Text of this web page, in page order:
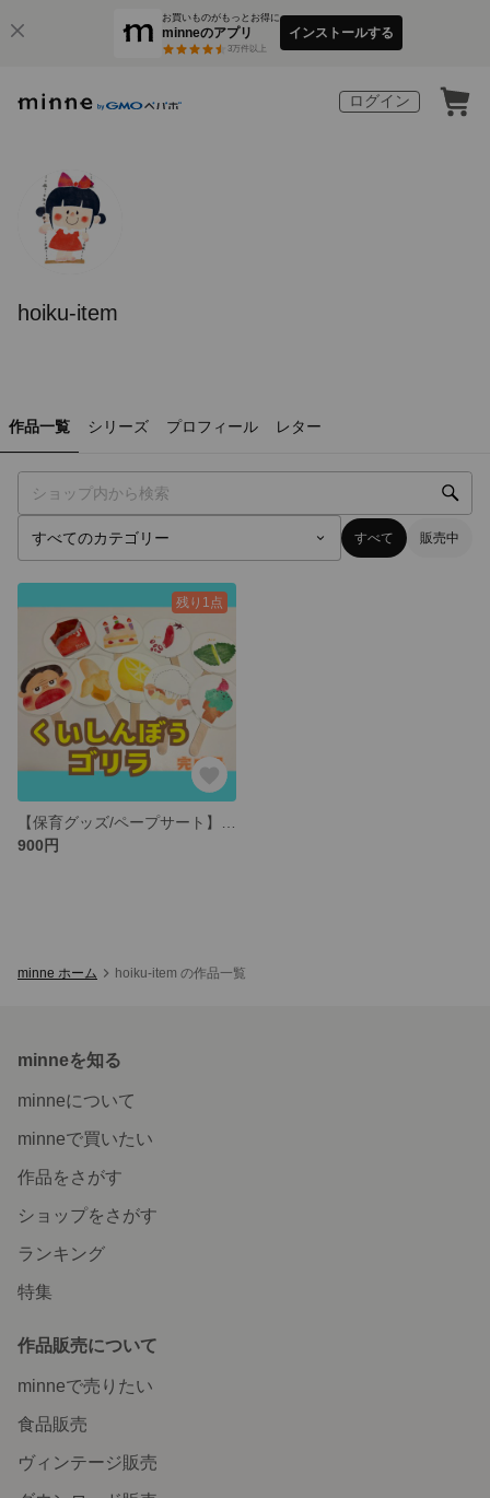
お買いものがもっとお得に
minneのアプリ
3万件以上
インストールする
ログイン
hoiku-item
作品一覧 シリーズ プロフィール レター
すべて 販売中
残り1点
900円
minne ホーム hoiku-item の作品一覧
minneを知る
minneについて
minneで買いたい
作品をさがす
ショップをさがす
ランキング
特集
作品販売について
minneで売りたい
食品販売
ヴィンテージ販売